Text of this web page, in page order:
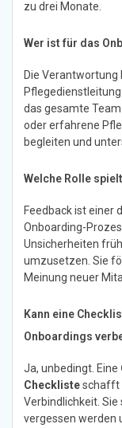
zu drei Monate.
Wer ist für das
Die Verantwortung
das gesamte
oder erfahrene
begleiten und
Welche Rolle
Feedback ist einer
Onboarding-
Unsicherheiten
umzusetzen. Sie
Meinung neuer
Kann eine
Onboardings
Ja, unbedingt. Eine
Checklisteschafft
Verbindlichkeit.
vergessen werden